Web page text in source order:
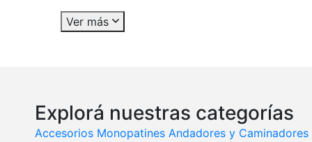
Ver más
Explorá nuestras categorías
Accesorios Monopatines Andadores y Caminadores